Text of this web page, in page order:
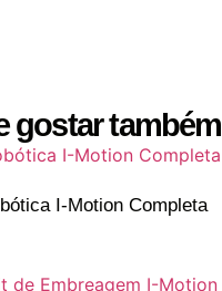
gostar também
I-Motion Completa